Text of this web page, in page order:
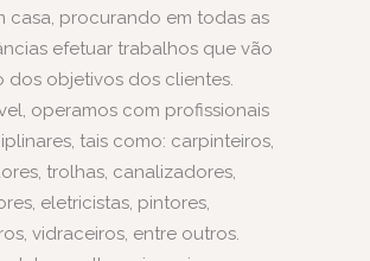
casa, procurando em todas as
efetuar trabalhos que vão
dos objetivos dos clientes.
operamos com profissionais
tais como: carpinteiros,
trolhas, canalizadores,
eletricistas, pintores,
vidraceiros, entre outros.